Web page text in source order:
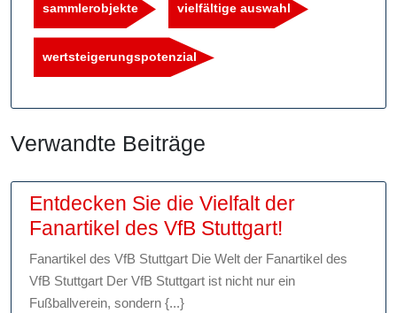
sammlerobjekte vielfältige auswahl
wertsteigerungspotenzial
Verwandte Beiträge
Entdecken Sie die Vielfalt der
Fanartikel des VfB Stuttgart!
Sie
die
Fanartikel des VfB Stuttgart Die Welt der Fanartikel des
VfB Stuttgart Der VfB Stuttgart ist nicht nur ein
Fußballverein, sondern {...}